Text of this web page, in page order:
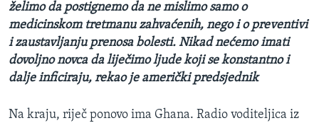
želimo da postignemo da ne mislimo samo o
medicinskom tretmanu zahvaćenih, nego i o preventivi
i zaustavljanju prenosa bolesti. Nikad nećemo imati
dovoljno novca da liječimo ljude koji se konstantno i
dalje inficiraju, rekao je američki predsjednik
Na kraju, riječ ponovo ima Ghana. Radio voditeljica iz